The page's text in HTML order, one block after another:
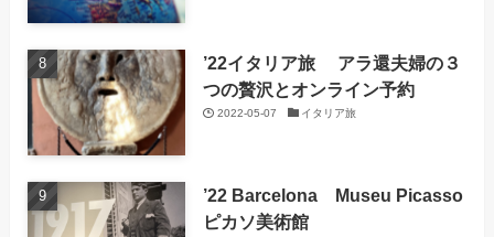
’22イタリア旅 アラ還夫婦の３
つの贅沢とオンライン予約
2022-05-07 イタリア旅
’22 Barcelona Museu Picasso
ピカソ美術館